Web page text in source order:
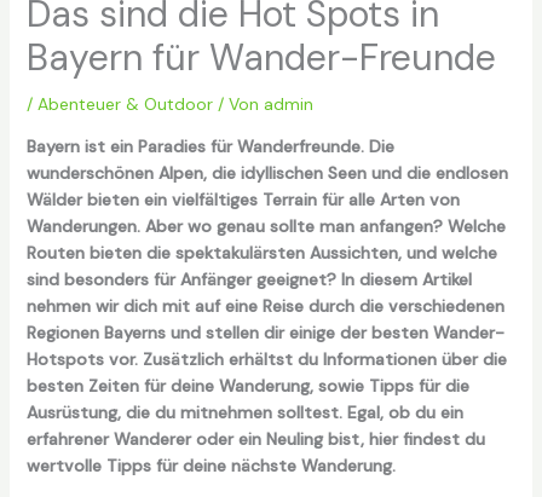
Das sind die Hot Spots in
Bayern für Wander-Freunde
/ Abenteuer & Outdoor/ Von admin
Bayern ist ein Paradies für Wanderfreunde. Die
wunderschönen Alpen, die idyllischen Seen und die endlosen
Wälder bieten ein vielfältiges Terrain für alle Arten von
Wanderungen. Aber wo genau sollte man anfangen? Welche
Routen bieten die spektakulärsten Aussichten, und welche
sind besonders für Anfänger geeignet? In diesem Artikel
nehmen wir dich mit auf eine Reise durch die verschiedenen
Regionen Bayerns und stellen dir einige der besten Wander-
Hotspots vor. Zusätzlich erhältst du Informationen über die
besten Zeiten für deine Wanderung, sowie Tipps für die
Ausrüstung, die du mitnehmen solltest. Egal, ob du ein
erfahrener Wanderer oder ein Neuling bist, hier findest du
wertvolle Tipps für deine nächste Wanderung.